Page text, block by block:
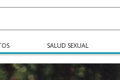
SALUD SEXUAL